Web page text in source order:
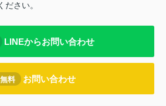
さい。
LINEからお問い合わせ
無料 お問い合わせ